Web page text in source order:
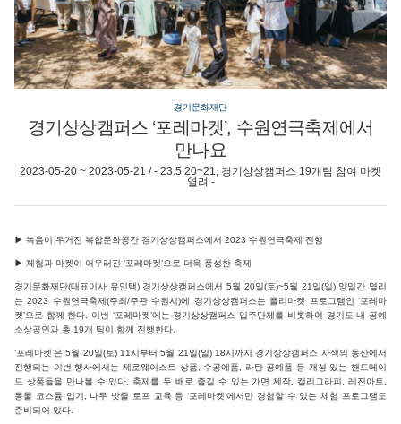
경기문화재단
경기상상캠퍼스 ‘포레마켓’, 수원연극축제에서
만나요
2023-05-20 ~ 2023-05-21 / - 23.5.20~21, 경기상상캠퍼스 19개팀 참여 마켓
열려 -
▶ 녹음이 우거진 복합문화공간 경기상상캠퍼스에서 2023 수원연극축제 진행
▶ 체험과 마켓이 어우러진 ‘포레마켓’으로 더욱 풍성한 축제
경기문화재단(대표이사 유인택) 경기상상캠퍼스에서 5월 20일(토)~5월 21일(일) 양일간 열리
는 2023 수원연극축제(주최/주관 수원시)에 경기상상캠퍼스는 플리마켓 프로그램인 ‘포레마
켓’으로 함께 한다. 이번 ‘포레마켓’에는 경기상상캠퍼스 입주단체를 비롯하여 경기도 내 공예
소상공인과 총 19개 팀이 함께 진행한다.
‘포레마켓’은 5월 20일(토) 11시부터 5월 21일(일) 18시까지 경기상상캠퍼스 사색의 동산에서
진행되는 이번 행사에서는 제로웨이스트 상품, 수공예품, 라탄 공예품 등 개성 있는 핸드메이
드 상품들을 만나볼 수 있다. 축제를 두 배로 즐길 수 있는 가면 제작, 캘리그라피, 레진아트,
동물 코스튬 입기, 나무 밧줄 로프 교육 등 ‘포레마켓’에서만 경험할 수 있는 체험 프로그램도
준비되어 있다.